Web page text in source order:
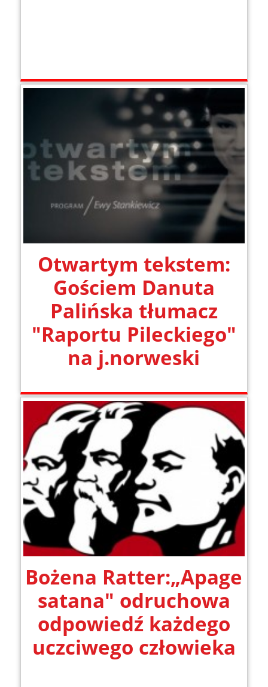
Otwartym tekstem:
Gościem Danuta
Palińska tłumacz
"Raportu Pileckiego"
na j.norweski
Bożena Ratter:„Apage
satana" odruchowa
odpowiedź każdego
uczciwego człowieka